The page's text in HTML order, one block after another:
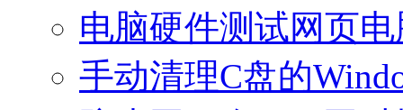
电脑硬件测试网页
手动清理C盘的